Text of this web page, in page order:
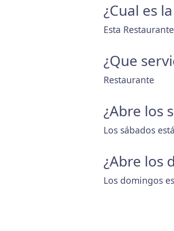
¿Cual es
Esta
¿Que
Restaurante
¿Abre los
Los sábados
¿Abre los
Los domingos